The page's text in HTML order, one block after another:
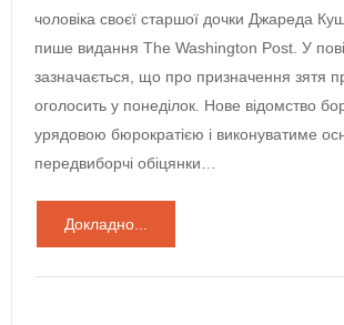
чоловіка своєї старшої дочки Джареда
пише видання The Washington Post. У
зазначається, що про призначення зятя
оголосить у понеділок. Нове відомство
урядовою бюрократією і виконуватиме
передвиборчі обіцянки…
Докладно...